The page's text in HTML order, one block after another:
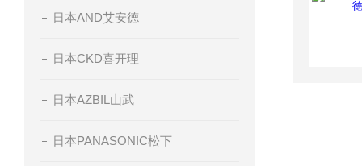
日本AND艾安德
日本CKD喜开理
日本AZBIL山武
日本PANASONIC松下